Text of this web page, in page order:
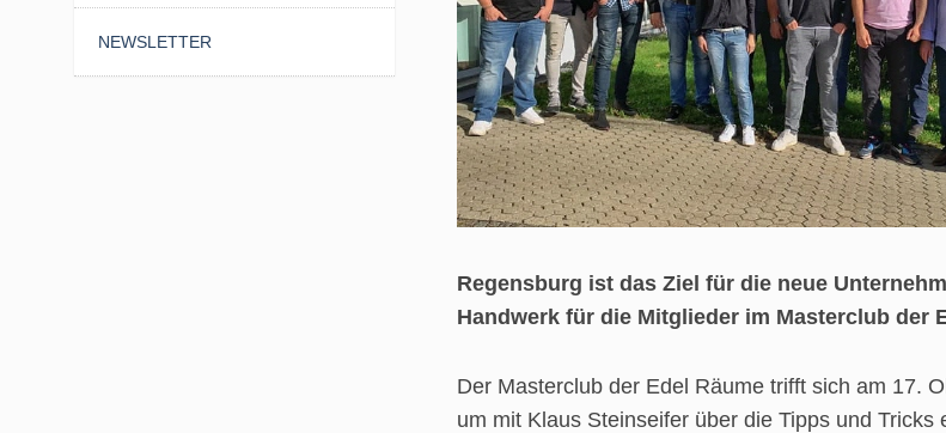
NEWSLETTER
Regensburg ist das Ziel für die neue
Handwerk für die Mitglieder im Masterclub der
Der Masterclub der Edel Räume trifft sich am 17.
um mit Klaus Steinseifer über die Tipps und Tricks